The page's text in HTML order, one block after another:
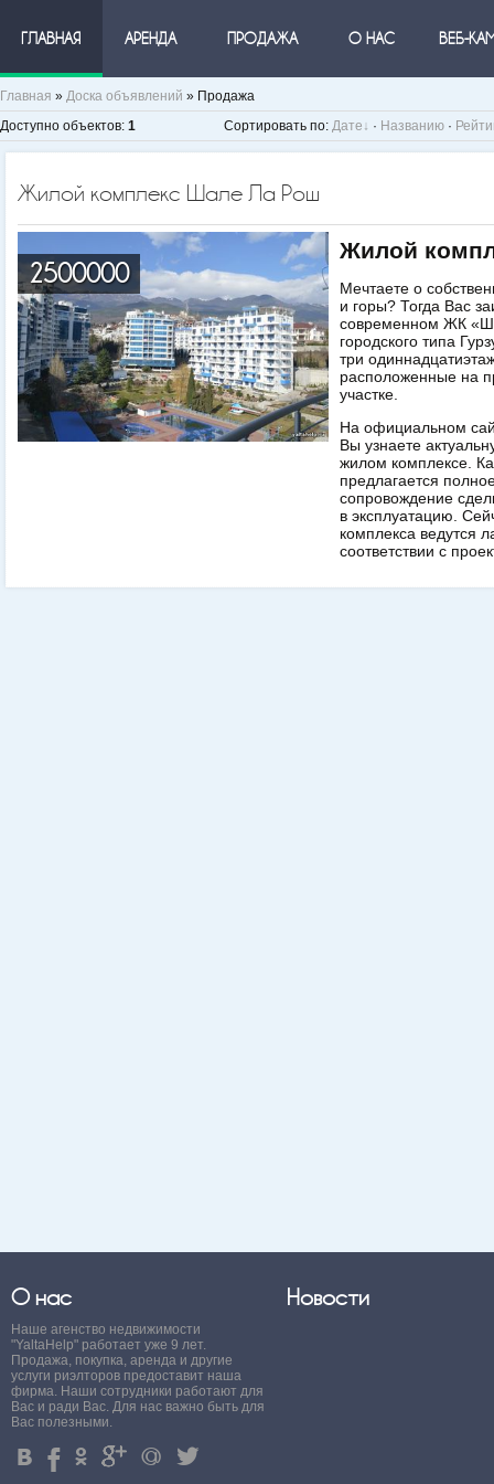
ГЛАВНАЯ АРЕНДА ПРОДАЖА О НАС ВЕБ-
Главная » Доска объявлений » Продажа
Доступно объектов: 1 Сортировать по: Дате · Названию ·
Жилой комплекс Шале Ла Рош
2500000
Жилой
Мечтаете о
и горы? Тогда Вас
современном ЖК
городского типа
три
расположенные на
участке.
На официальном
Вы узнаете
жилом комплексе.
предлагается
сопровождение
в эксплуатацию.
комплекса ведутся
соответствии с
О нас
Наше агенство недвижимости
"YaltaHelp" работает уже 9 лет.
Продажа, покупка, аренда и другие
услуги риэлторов предоставит наша
фирма. Наши сотрудники работают для
Вас и ради Вас. Для нас важно быть для
Вас полезными.
4 % . ' + 3
Новости